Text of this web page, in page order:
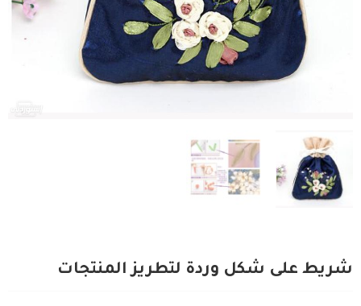
شريط على شكل وردة لتطريز المنتجات